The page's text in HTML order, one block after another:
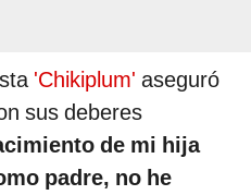
'Chikiplum' aseguró
sus deberes
de mi hija
padre, no he